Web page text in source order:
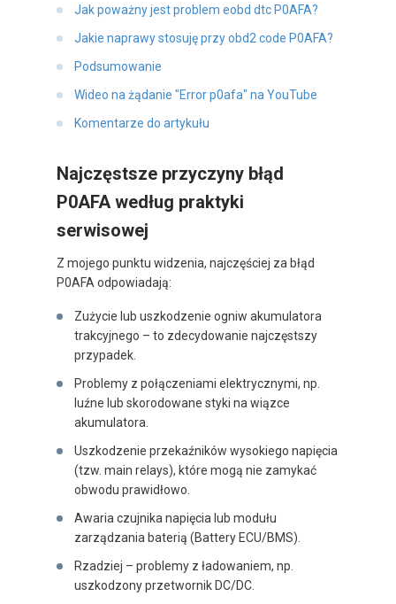
Jak poważny jest problem eobd dtc P0AFA?
Jakie naprawy stosuję przy obd2 code P0AFA?
Podsumowanie
Wideo na żądanie "Error p0afa" na YouTube
Komentarze do artykułu
Najczęstsze przyczyny błąd
P0AFA według praktyki
serwisowej
Z mojego punktu widzenia, najczęściej za błąd
P0AFA odpowiadają:
Zużycie lub uszkodzenie ogniw akumulatora
trakcyjnego – to zdecydowanie najczęstszy
przypadek.
Problemy z połączeniami elektrycznymi, np.
luźne lub skorodowane styki na wiązce
akumulatora.
Uszkodzenie przekaźników wysokiego napięcia
(tzw. main relays), które mogą nie zamykać
obwodu prawidłowo.
Awaria czujnika napięcia lub modułu
zarządzania baterią (Battery ECU/BMS).
Rzadziej – problemy z ładowaniem, np.
uszkodzony przetwornik DC/DC.